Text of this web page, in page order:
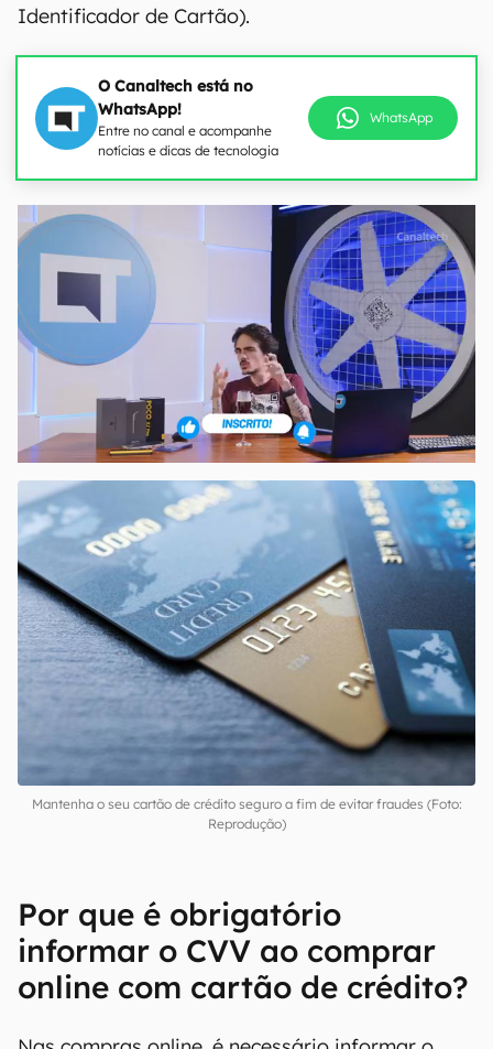
Identificador de Cartão).
O Canaltech está no
WhatsApp!
Entre no canal e acompanhe
notícias e dicas de tecnologia
WhatsApp
Mantenha o seu cartão de crédito seguro a fim de evitar fraudes (Foto:
Reprodução)
Por que é obrigatório
informar o CVV ao comprar
online com cartão de crédito?